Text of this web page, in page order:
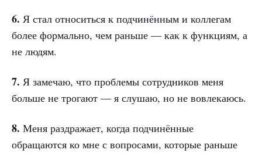
6. Я стал относиться к подчинённым и коллегам
более формально, чем раньше — как к функциям, а
не людям.
7. Я замечаю, что проблемы сотрудников меня
больше не трогают — я слушаю, но не вовлекаюсь.
8. Меня раздражает, когда подчинённые
обращаются ко мне с вопросами, которые раньше